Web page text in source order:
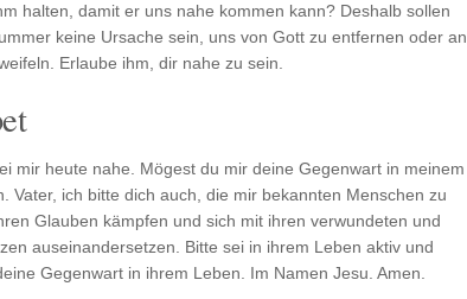
halten, damit er uns nahe kommen kann? Deshalb sollen
keine Ursache sein, uns von Gott zu entfernen oder an
Erlaube ihm, dir nahe zu sein.
mir heute nahe. Mögest du mir deine Gegenwart in meinem
Vater, ich bitte dich auch, die mir bekannten Menschen zu
Glauben kämpfen und sich mit ihren verwundeten und
auseinandersetzen. Bitte sei in ihrem Leben aktiv und
Gegenwart in ihrem Leben. Im Namen Jesu. Amen.